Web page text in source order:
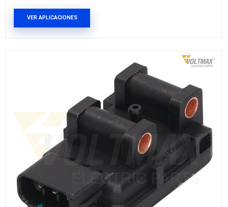
18243VM
SENSOR MULTIPLE ADMISION